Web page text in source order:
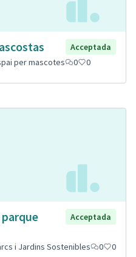
Acceptada
per mascotes 0 0
Acceptada
i Jardins Sostenibles 0 0